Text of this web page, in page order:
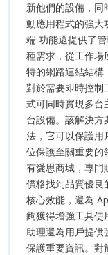
新他們的設備，同
動應用程式的強大
端 功能還提供了
種需求，從工作場
特的網路連結結構
對於需要即時控制
式可同時實現多台
台設備。該解決
法，它可以保護用
位保護至關重要的
有愛思商城，專門
價格找到品質優良
核心效能，還為
夠獲得增強工具使
助理還為用戶提供
保護重要資訊。對